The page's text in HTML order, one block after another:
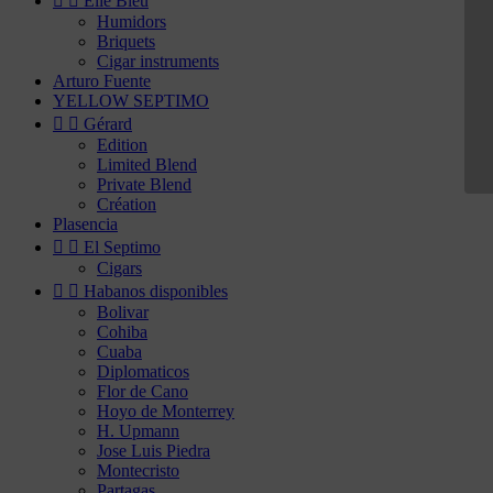
Humidors
Briquets
Cigar instruments
Arturo Fuente
YELLOW SEPTIMO
  Gérard
Edition
Limited Blend
Private Blend
Création
Plasencia
  El Septimo
Cigars
  Habanos disponibles
Bolivar
Cohiba
Cuaba
Diplomaticos
Flor de Cano
Hoyo de Monterrey
H. Upmann
Jose Luis Piedra
Montecristo